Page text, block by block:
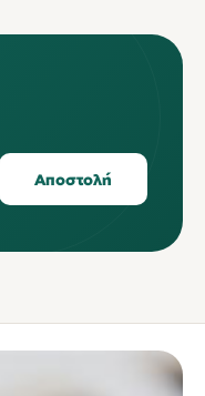
Αποστολή